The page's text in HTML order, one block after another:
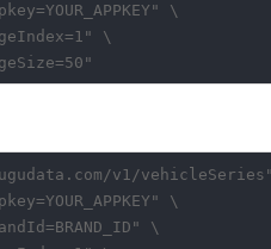
\
\
v1/
\
\